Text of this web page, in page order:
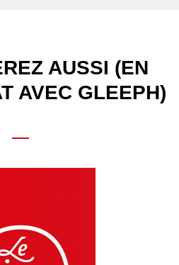
AUSSI (EN
AVEC GLEEPH)